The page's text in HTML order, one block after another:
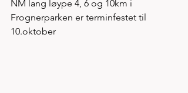
NM lang løype 4, 6 og 10km i
Frognerparken er terminfestet til
10.oktober